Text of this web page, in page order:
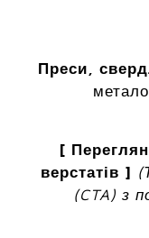
Преси,
[
верстатів ]
(CTA) з